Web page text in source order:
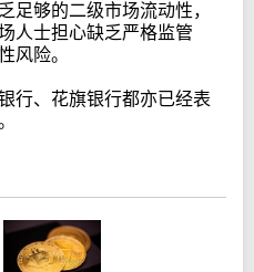
足够的二级市场流动性，
人士担心缺乏严格监管
风险。
行、花旗银行都亦已经表